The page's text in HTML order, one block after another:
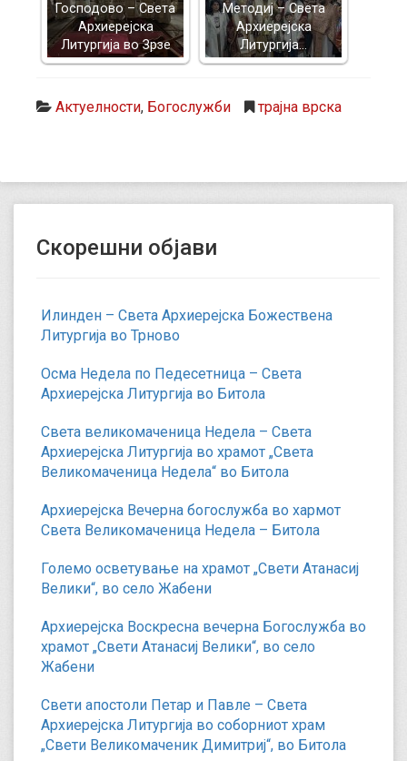
Господово – Света
Архиерејска
Литургија во Зрзе
Методиј – Света
Архиерејска
Литургија…
Актуелности, Богослужби трајна врска
Скорешни објави
Илинден – Света Архиерејска Божествена
Литургија во Трново
Осма Недела по Педесетница – Света
Архиерејска Литургија во Битола
Света великомаченица Недела – Света
Архиерејска Литургија во храмот „Света
Великомаченица Недела“ во Битола
Архиерејска Вечерна богослужба во хармот
Света Великомаченица Недела – Битола
Големо осветување на храмот „Свети Атанасиј
Велики“, во село Жабени
Архиерејска Воскресна вечерна Богослужба во
храмот „Свети Атанасиј Велики“, во село
Жабени
Свети апостоли Петар и Павле – Света
Архиерејска Литургија во соборниот храм
„Свети Великомаченик Димитриј“, во Битола